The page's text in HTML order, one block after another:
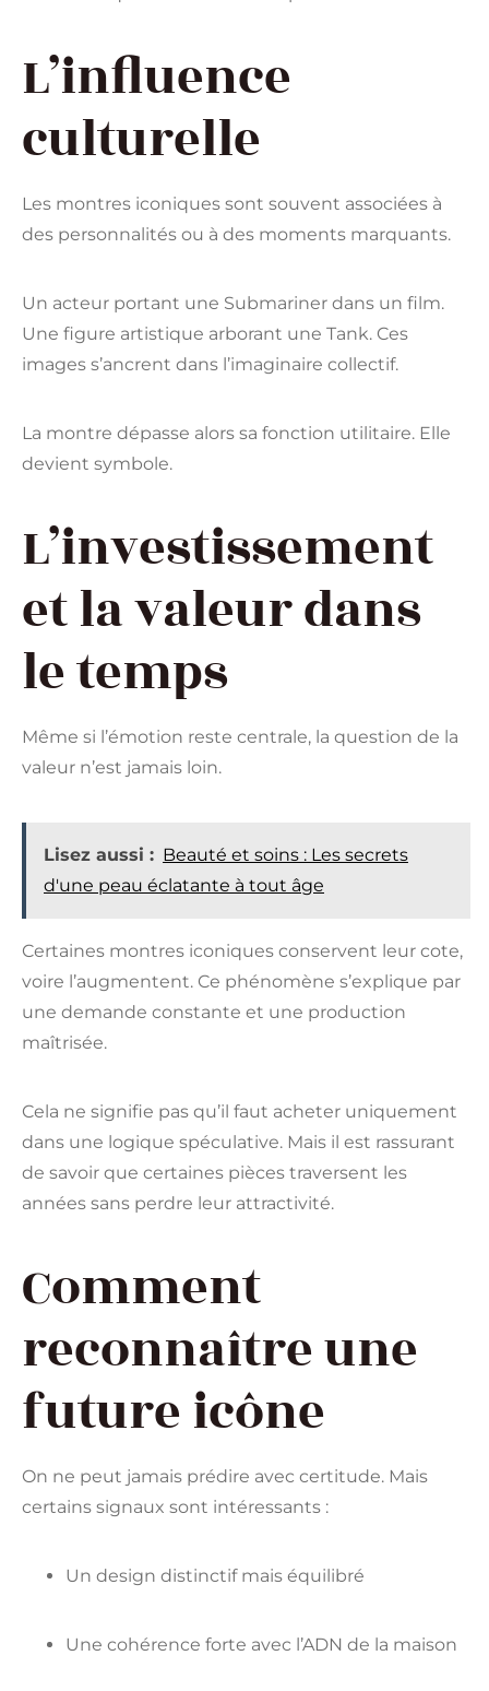
L’influence
culturelle
Les montres iconiques sont souvent associées à
des personnalités ou à des moments marquants.
Un acteur portant une Submariner dans un film.
Une figure artistique arborant une Tank. Ces
images s’ancrent dans l’imaginaire collectif.
La montre dépasse alors sa fonction utilitaire. Elle
devient symbole.
L’investissement
et la valeur dans
le temps
Même si l’émotion reste centrale, la question de la
valeur n’est jamais loin.
Lisez aussi : Beauté et soins : Les secrets
d'une peau éclatante à tout âge
Certaines montres iconiques conservent leur cote,
voire l’augmentent. Ce phénomène s’explique par
une demande constante et une production
maîtrisée.
Cela ne signifie pas qu’il faut acheter uniquement
dans une logique spéculative. Mais il est rassurant
de savoir que certaines pièces traversent les
années sans perdre leur attractivité.
Comment
reconnaître une
future icône
On ne peut jamais prédire avec certitude. Mais
certains signaux sont intéressants :
Un design distinctif mais équilibré
Une cohérence forte avec l’ADN de la maison